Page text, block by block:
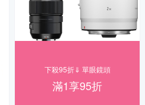
下殺95折⇓ 單眼鏡頭
滿1享95折